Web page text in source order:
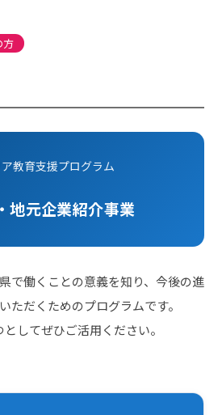
方
教育支援プログラム
地元企業紹介事業
で働くことの意義を知り、今後の進
ただくためのプログラムです。
してぜひご活用ください。